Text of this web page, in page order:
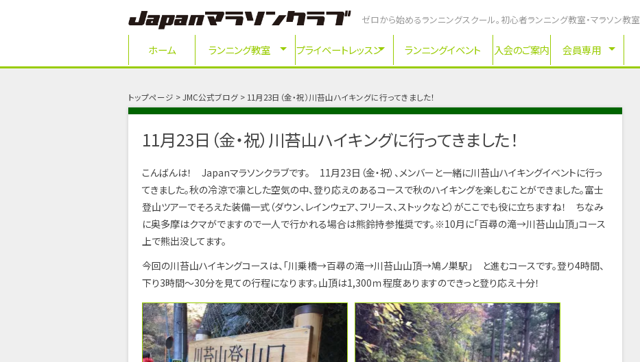
ゼロから始めるランニングスクール。初心者ランニング教室・マラソン教室
ホーム ランニング教室 プライベートレッスン ランニングイベント 入会のご案内 会員専用
トップページ JMC公式ブログ 11月23日（金・祝）川苔山ハイキングに行ってきました！
11月23日（金・祝）川苔山ハイキングに行ってきました！
こんばんは！ Japanマラソンクラブです。 11月23日（金・祝）、メンバーと一緒に川苔山ハイキングイベントに行っ
てきました。秋の冷涼で凛とした空気の中、登り応えのあるコースで秋のハイキングを楽しむことができました。富士
登山ツアーでそろえた装備一式（ダウン、レインウェア、フリース、ストックなど）がここでも役に立ちますね！ ちなみ
に奥多摩はクマがでますので一人で行かれる場合は熊鈴持参推奨です。※10月に「百尋の滝→川苔山山頂」コース
上で熊出没してます。
今回の川苔山ハイキングコースは、「川乗橋→百尋の滝→川苔山山頂→鳩ノ巣駅」 と進むコースです。登り4時間、
下り3時間～30分を見ての行程になります。山頂は1,300ｍ程度ありますのできっと登り応え十分！